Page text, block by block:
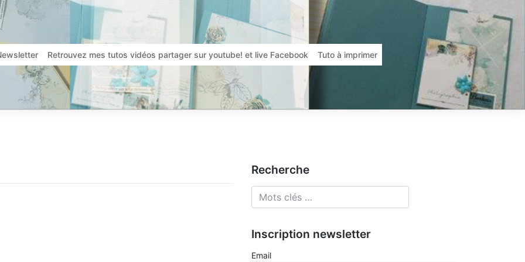
Retrouvez mes tutos vidéos partager sur youtube! et live Facebook Tuto à imprimer
Recherche
Inscription newsletter
Email